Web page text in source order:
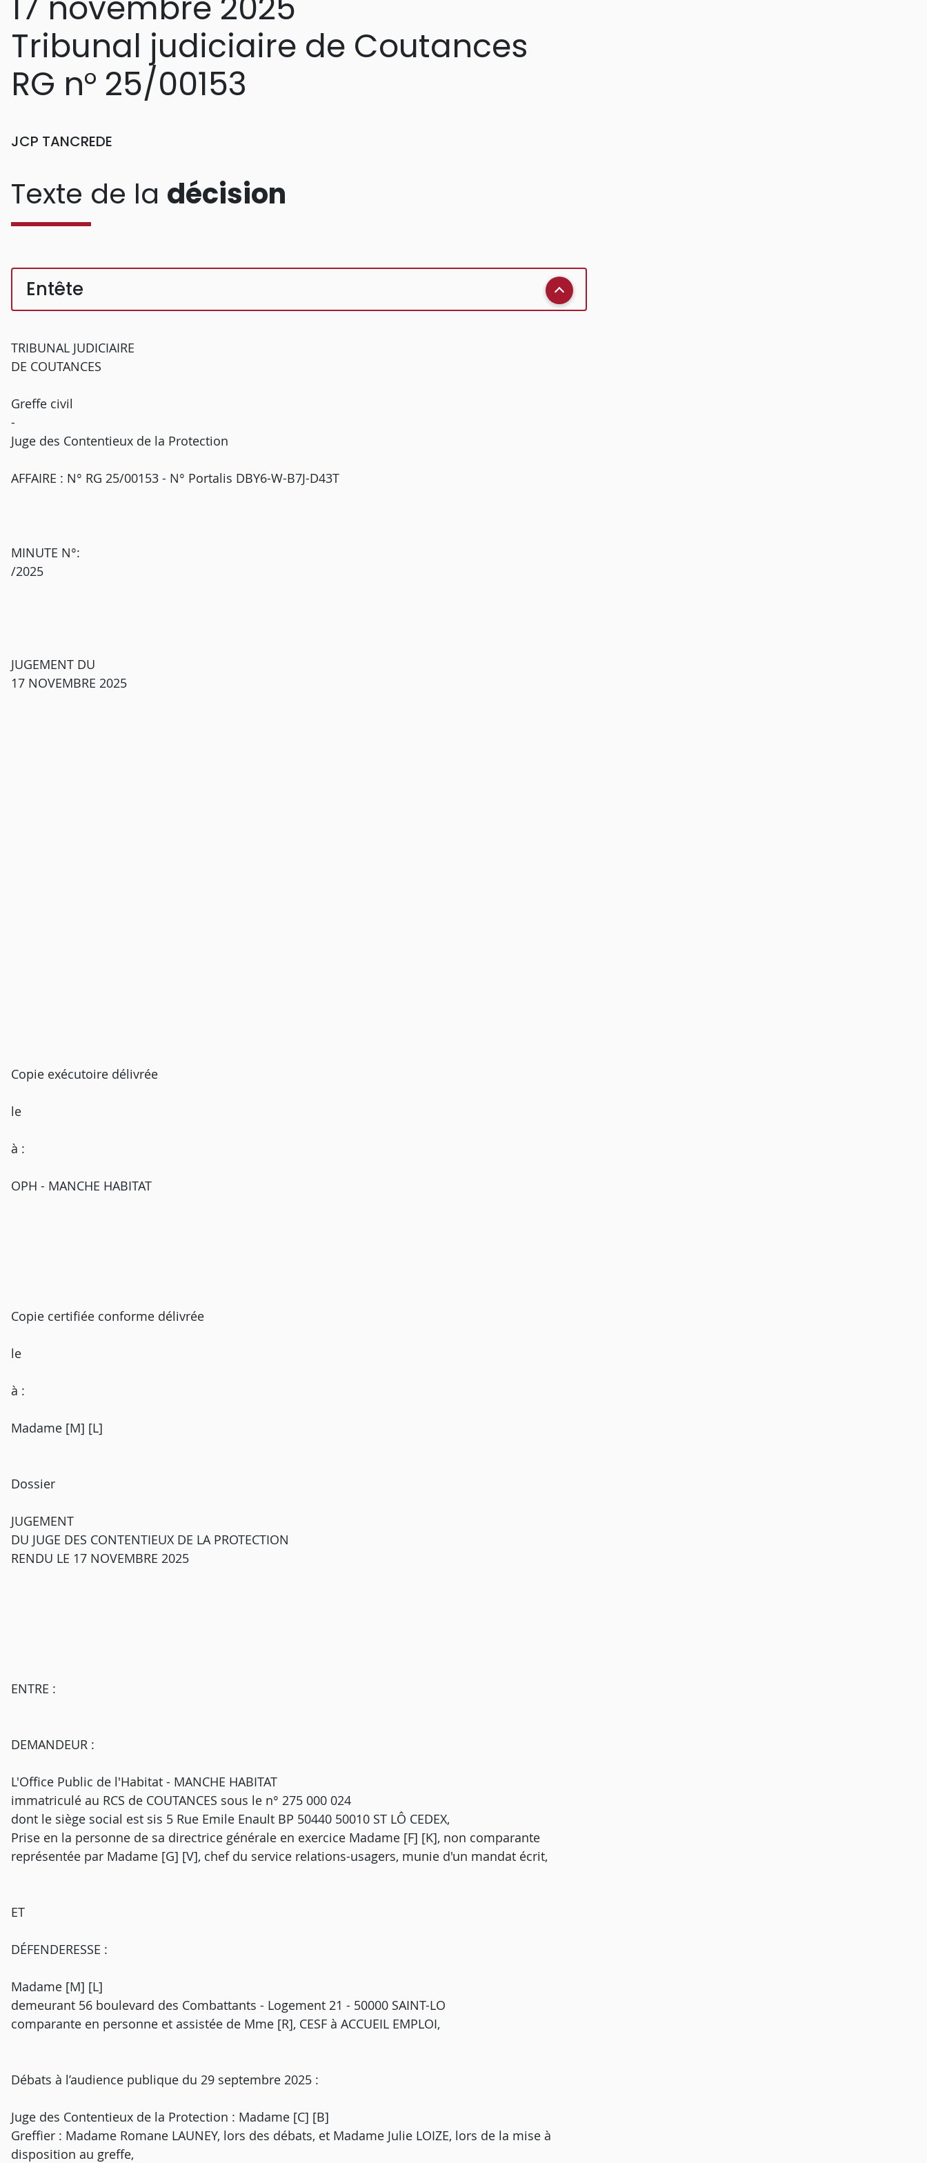
Tribunal judiciaire de Coutances
RG n° 25/00153
JCP TANCREDE
Texte de la décision
Entête
TRIBUNAL JUDICIAIRE
DE COUTANCES
Greffe civil
-
Juge des Contentieux de la Protection
AFFAIRE : N° RG 25/00153 - N° Portalis DBY6-W-B7J-D43T
MINUTE N°:
/2025
JUGEMENT DU
17 NOVEMBRE 2025
Copie exécutoire délivrée
le
à :
OPH - MANCHE HABITAT
Copie certifiée conforme délivrée
le
à :
Madame [M] [L]
Dossier
JUGEMENT
DU JUGE DES CONTENTIEUX DE LA PROTECTION
RENDU LE 17 NOVEMBRE 2025
ENTRE :
DEMANDEUR :
L'Office Public de l'Habitat - MANCHE HABITAT
immatriculé au RCS de COUTANCES sous le n° 275 000 024
dont le siège social est sis 5 Rue Emile Enault BP 50440 50010 ST LÔ CEDEX,
Prise en la personne de sa directrice générale en exercice Madame [F] [K], non comparante
représentée par Madame [G] [V], chef du service relations-usagers, munie d'un mandat écrit,
ET
DÉFENDERESSE :
Madame [M] [L]
demeurant 56 boulevard des Combattants - Logement 21 - 50000 SAINT-LO
comparante en personne et assistée de Mme [R], CESF à ACCUEIL EMPLOI,
Débats à l’audience publique du 29 septembre 2025 :
Juge des Contentieux de la Protection : Madame [C] [B]
Greffier : Madame Romane LAUNEY, lors des débats, et Madame Julie LOIZE, lors de la mise à
disposition au greffe,